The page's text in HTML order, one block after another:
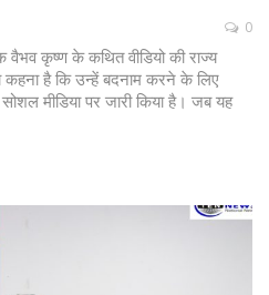
0
वैभव कृष्ण के कथित वीडियो की राज्य
है कि उन्हें बदनाम करने के लिए
मीडिया पर जारी किया है। जब यह